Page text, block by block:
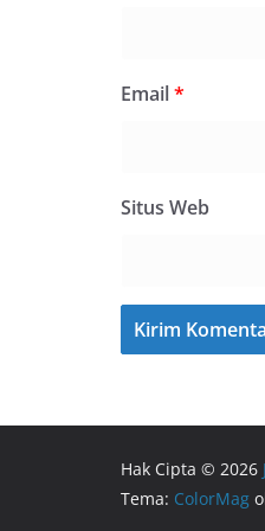
Email*
Situs Web
Hak Cipta © 2026
Tema: ColorMag